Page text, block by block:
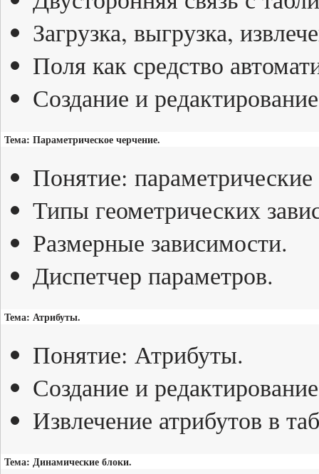
Загрузка, выгрузка,
Поля как средство
Создание и
Тема: Параметрическое черчение.
Понятие:
Типы геометрических
Размерные зависимости.
Диспетчер параметров.
Тема: Атрибуты.
Понятие: Атрибуты.
Создание и
Извлечение атрибутов в
Тема: Динамические блоки.